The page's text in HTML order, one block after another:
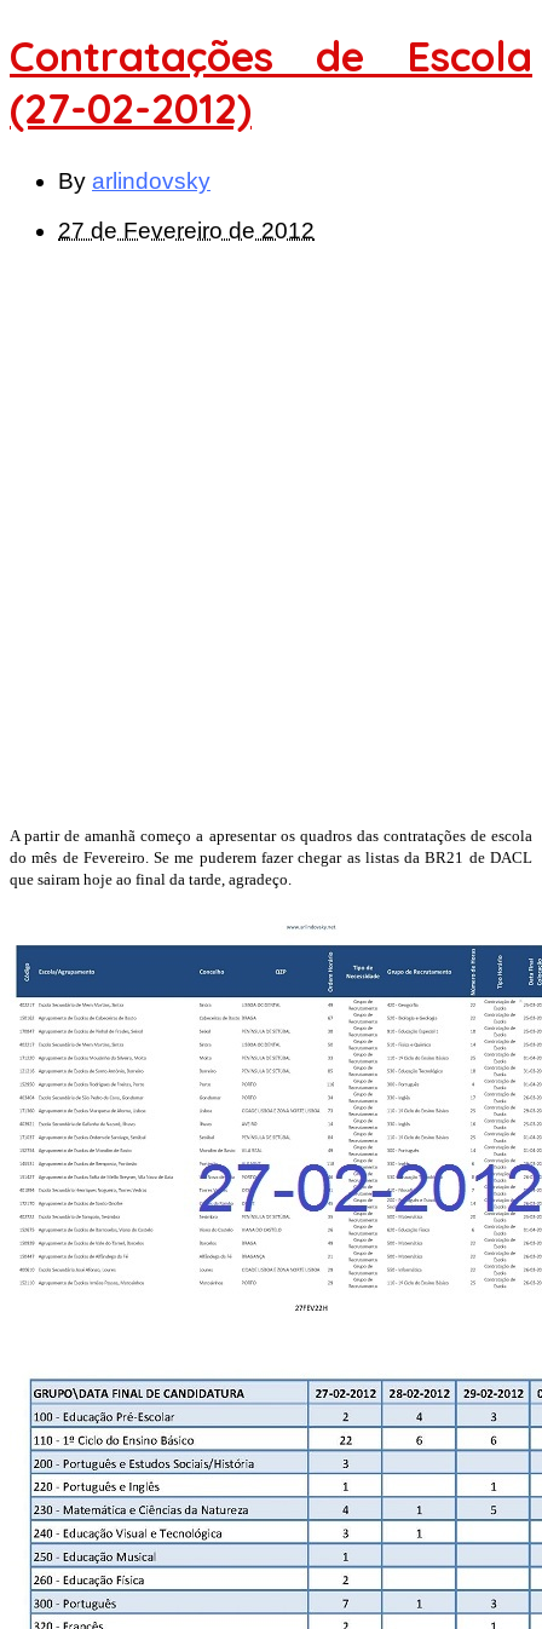
Contratações de Escola
(27-02-2012)
By arlindovsky
27 de Fevereiro de 2012
A partir de amanhã começo a apresentar os quadros das contratações de escola
do mês de Fevereiro. Se me puderem fazer chegar as listas da BR21 de DACL
que sairam hoje ao final da tarde, agradeço.